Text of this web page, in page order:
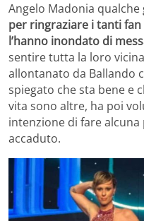
Angelo Madonia qualche
per ringraziare i tanti
l’hanno inondato di
sentire tutta la loro
allontanato da Ballando
spiegato che sta bene e
vita sono altre, ha poi
intenzione di fare
accaduto.